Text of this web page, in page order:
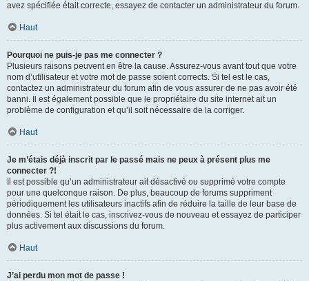
avez spécifiée était correcte, essayez de contacter un administrateur du forum.
Haut
Pourquoi ne puis-je pas me connecter ?
Plusieurs raisons peuvent en être la cause. Assurez-vous avant tout que votre
nom d’utilisateur et votre mot de passe soient corrects. Si tel est le cas,
contactez un administrateur du forum afin de vous assurer de ne pas avoir été
banni. Il est également possible que le propriétaire du site internet ait un
problème de configuration et qu’il soit nécessaire de la corriger.
Haut
Je m’étais déjà inscrit par le passé mais ne peux à présent plus me
connecter ?!
Il est possible qu’un administrateur ait désactivé ou supprimé votre compte
pour une quelconque raison. De plus, beaucoup de forums suppriment
périodiquement les utilisateurs inactifs afin de réduire la taille de leur base de
données. Si tel était le cas, inscrivez-vous de nouveau et essayez de participer
plus activement aux discussions du forum.
Haut
J’ai perdu mon mot de passe !